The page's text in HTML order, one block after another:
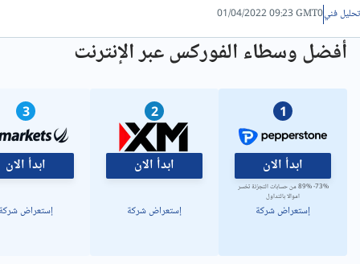
تحليل فني/الدولار مقابل الريال القطري
تحليل فني/الدينار العراقي مقابل الدولار
تحليل فني/الدرهم الاماراتي مقابل الجنيه المصري
تحليل فني/سعر الدولار مقابل الريال عماني
تحليل فني/سعر الدولار مقابل الشيكل
تحليل فني/سعر الدولار مقابل الدينار ليبي
تحليل فني01/04/2022 09:23 GMT0
أفضل وسطاء الفوركس عبر الإنترنت
1
ابدأ الان
73%- 89% من حسابات التجزئة تخسر
اموالا بالتداول
إستعراض شركة
2
ابدأ الان
إستعراض شركة
3
ابدأ الان
إستعراض